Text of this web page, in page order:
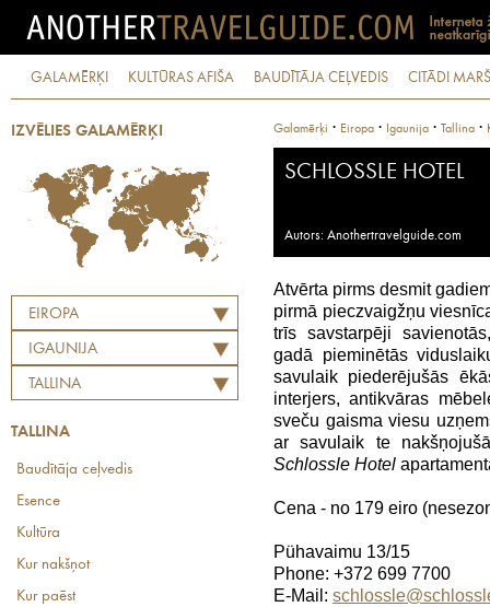
GALAMĒRĶI KULTŪRAS AFIŠA BAUDĪTĀJA CEĻVEDIS CITĀDI
IZVĒLIES GALAMĒRĶI
EIROPA
IGAUNIJA
TALLINA
TALLINA
Baudītāja ceļvedis
Esence
Kultūra
Kur nakšņot
Kur paēst
Galamērķi · Eiropa · Igaunija · Tallina ·
SCHLOSSLE HOTEL
Autors: Anothertravelguide.com
Atvērta pirms desmit
pirmā pieczvaigžņu
trīs savstarpēji
gadā pieminētās
savulaik piederējušās
interjers, antikvāras
sveču gaisma viesu
ar savulaik te
Schlossle Hotel
Cena - no 179 eiro
Pühavaimu 13/15
Phone: +372 699 7700
E-Mail: